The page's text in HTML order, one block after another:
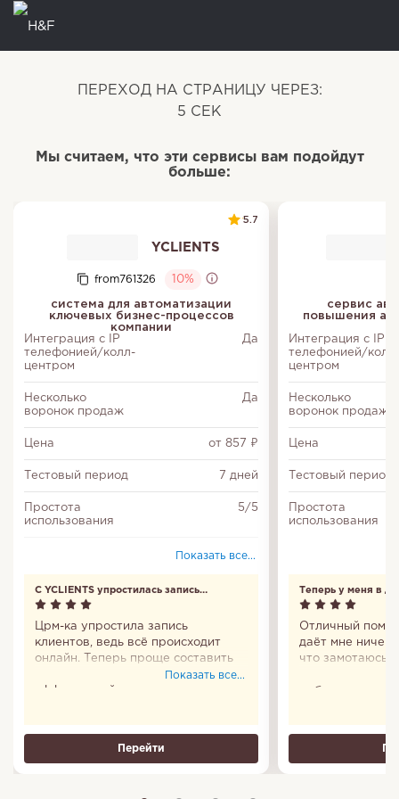
ПЕРЕХОД НА СТРАНИЦУ ЧЕРЕЗ:
5 СЕК
Мы считаем, что эти сервисы вам подойдут
больше:
5.7
YCLIENTS
from761326 10%
система для автоматизации
ключевых бизнес-процессов
компании
Интеграция с IP
телефонией/колл-
центром
Да
Несколько
воронок продаж
Да
Цена от 857 ₽
Тестовый период 7 дней
Простота
использования
5/5
Да
Повторы задач
Входит в Единый
реестр
российских
задач
Показать все...
С YCLIENTS упростилась запись
клиентов
Црм-ка упростила запись
клиентов, ведь всё происходит
онлайн. Теперь проще составить
график и сделать работу
эффективней.
Показать все...
Перейти
сервис
повышения
Интеграция с IP
телефонией/колл-
центром
Несколько
воронок продаж
Цена
Тестовый период
Простота
использования
Теперь у меня в
Отличный
даёт мне
что замотаюсь
мобильное